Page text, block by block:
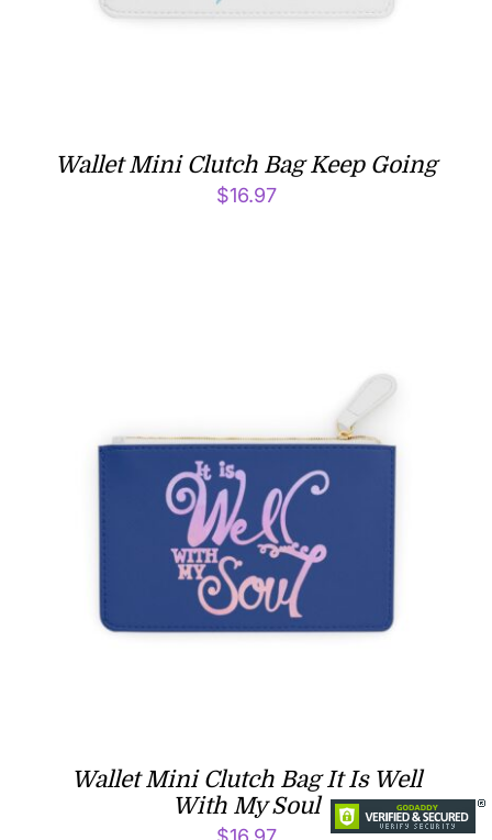
Wallet Mini Clutch Bag Keep Going
$16.97
Wallet Mini Clutch Bag It Is Well
With My Soul